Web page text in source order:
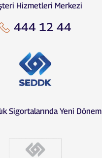
Hizmetleri Merkezi
444 12 44
Sigortalarında Yeni Dönem